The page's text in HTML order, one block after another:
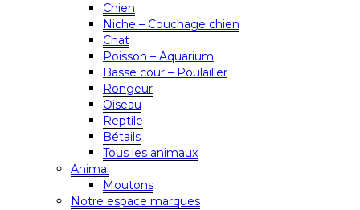
Chien
Niche – Couchage chien
Chat
Poisson – Aquarium
Basse cour – Poulailler
Rongeur
Oiseau
Reptile
Bétails
Tous les animaux
Animal
Moutons
Notre espace marques